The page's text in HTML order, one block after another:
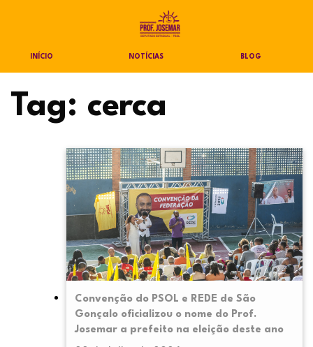
INÍCIO NOTÍCIAS BLOG
Tag: cerca
Convenção do PSOL e REDE de São
Gonçalo oficializou o nome do Prof.
Josemar a prefeito na eleição deste ano